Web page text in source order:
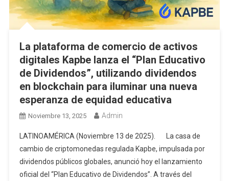
La plataforma de comercio de activos
digitales Kapbe lanza el “Plan Educativo
de Dividendos”, utilizando dividendos
en blockchain para iluminar una nueva
esperanza de equidad educativa
Noviembre 13, 2025 Admin
LATINOAMÉRICA (Noviembre 13 de 2025). La casa de
cambio de criptomonedas regulada Kapbe, impulsada por
dividendos públicos globales, anunció hoy el lanzamiento
oficial del “Plan Educativo de Dividendos”. A través del